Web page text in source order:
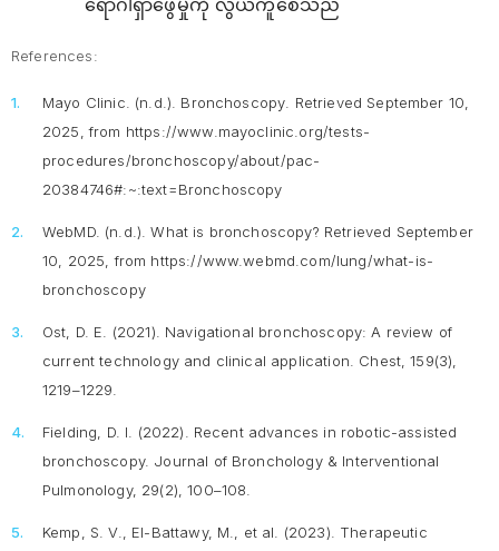
ရောဂါရှာဖွေမှုကို လွယ်ကူစေသည်
References:
Mayo Clinic. (n.d.). Bronchoscopy. Retrieved September 10,
2025, from https://www.mayoclinic.org/tests-
procedures/bronchoscopy/about/pac-
20384746#:~:text=Bronchoscopy
WebMD. (n.d.).What is bronchoscopy? Retrieved September
10, 2025, from https://www.webmd.com/lung/what-is-
bronchoscopy
Ost, D. E. (2021). Navigational bronchoscopy: A review of
current technology and clinical application. Chest, 159(3),
1219–1229.
Fielding, D. I. (2022). Recent advances in robotic-assisted
bronchoscopy. Journal of Bronchology & Interventional
Pulmonology, 29(2), 100–108.
Kemp, S. V., El-Battawy, M., et al. (2023). Therapeutic